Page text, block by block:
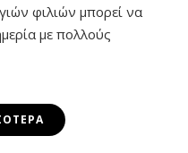
φιλιών μπορεί να
με πολλούς